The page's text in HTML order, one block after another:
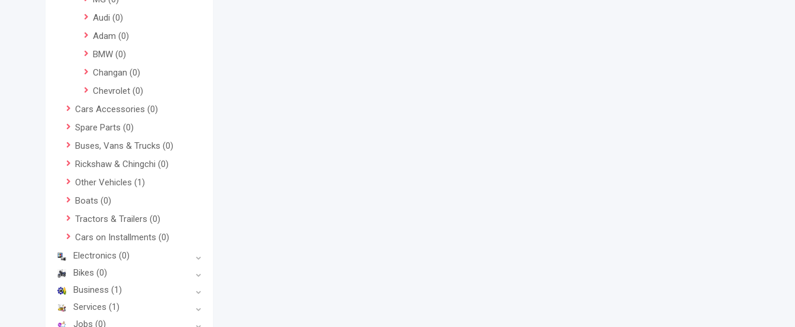
Audi (0)
Adam (0)
BMW (0)
Changan (0)
Chevrolet (0)
Cars Accessories (0)
Spare Parts (0)
Buses, Vans & Trucks (0)
Rickshaw & Chingchi (0)
Other Vehicles (1)
Boats (0)
Tractors & Trailers (0)
Cars on Installments (0)
Electronics (0)
Bikes (0)
Business (1)
Services (1)
Jobs (0)